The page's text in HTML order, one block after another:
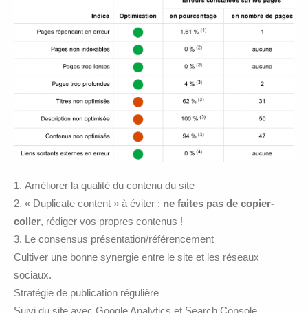
Améliorer la qualité du contenu du site
« Duplicate content » à éviter : ne faites pas de copier-
coller, rédiger vos propres contenus !
Le consensus présentation/référencement
Cultiver une bonne synergie entre le site et les réseaux
sociaux.
Stratégie de publication régulière
Suivi du site avec Google Analytics et Search Console